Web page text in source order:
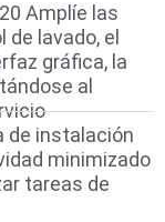
Amplíe las
lavado, el
gráfica, la
al
de instalación
minimizado
tareas de